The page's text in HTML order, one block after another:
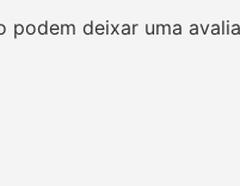
podem deixar uma